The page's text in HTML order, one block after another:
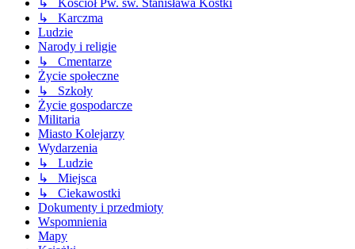
↳ Kościół Pw. św. Stanisława Kostki
↳ Karczma
Ludzie
Narody i religie
↳ Cmentarze
Życie społeczne
↳ Szkoły
Życie gospodarcze
Militaria
Miasto Kolejarzy
Wydarzenia
↳ Ludzie
↳ Miejsca
↳ Ciekawostki
Dokumenty i przedmioty
Wspomnienia
Mapy